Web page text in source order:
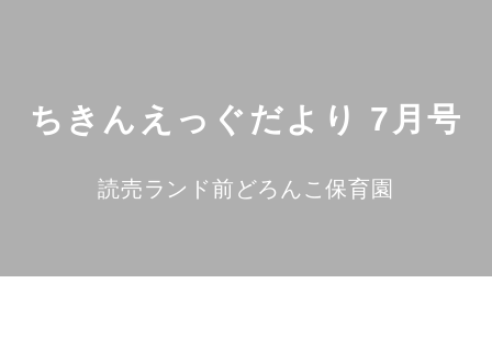
ちきんえっぐだより 7月号
読売ランド前どろんこ保育園